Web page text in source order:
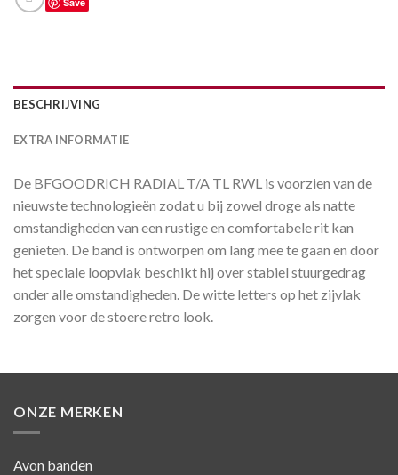
BESCHRIJVING
EXTRA INFORMATIE
De BFGOODRICH RADIAL T/A TL RWL is voorzien van de
nieuwste technologieën zodat u bij zowel droge als natte
omstandigheden van een rustige en comfortabele rit kan
genieten. De band is ontworpen om lang mee te gaan en door
het speciale loopvlak beschikt hij over stabiel stuurgedrag
onder alle omstandigheden. De witte letters op het zijvlak
zorgen voor de stoere retro look.
ONZE MERKEN
Avon banden